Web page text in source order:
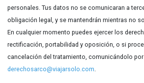
personales. Tus datos no se comunicaran a
obligación legal, y se mantendrán mientras no
En cualquier momento puedes ejercer los
rectificación, portabilidad y oposición, o si
cancelación del tratamiento, comunicándolo
derechosarco@viajarsolo.com.